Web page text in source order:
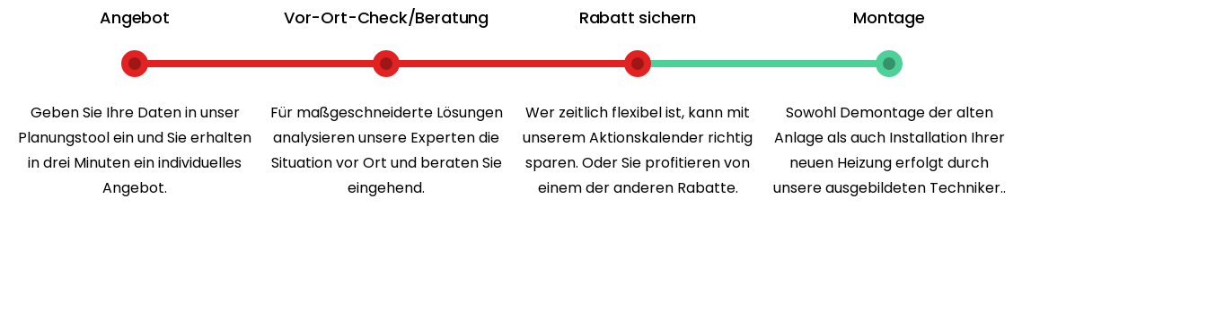
Angebot
Geben Sie Ihre Daten in unser
Planungstool ein und Sie erhalten
in drei Minuten ein individuelles
Angebot.
Vor-Ort-Check/Beratung
Für maßgeschneiderte Lösungen
analysieren unsere Experten die
Situation vor Ort und beraten Sie
eingehend.
Rabatt sichern
Wer zeitlich flexibel ist, kann mit
unserem Aktionskalender richtig
sparen. Oder Sie profitieren von
einem der anderen Rabatte.
Montage
Sowohl Demontage der alten
Anlage als auch Installation Ihrer
neuen Heizung erfolgt durch
unsere ausgebildeten Techniker..